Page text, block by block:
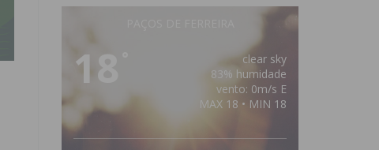
18
clear sky
83% humidade
vento: 0m/s E
MAX 18 • MIN 18